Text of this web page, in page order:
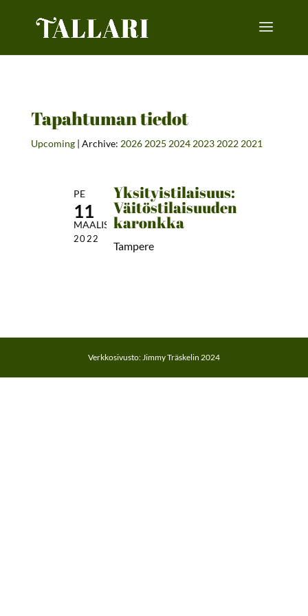
Tapahtuman tiedot
Upcoming| Archive: 2026 2025 2024 2023 2022 2021
PE
11
MAALIS
2022
Yksityistilaisuus:
Väitöstilaisuuden
karonkka
Tampere
Verkkosivusto: Jimmy Träskelin 2024